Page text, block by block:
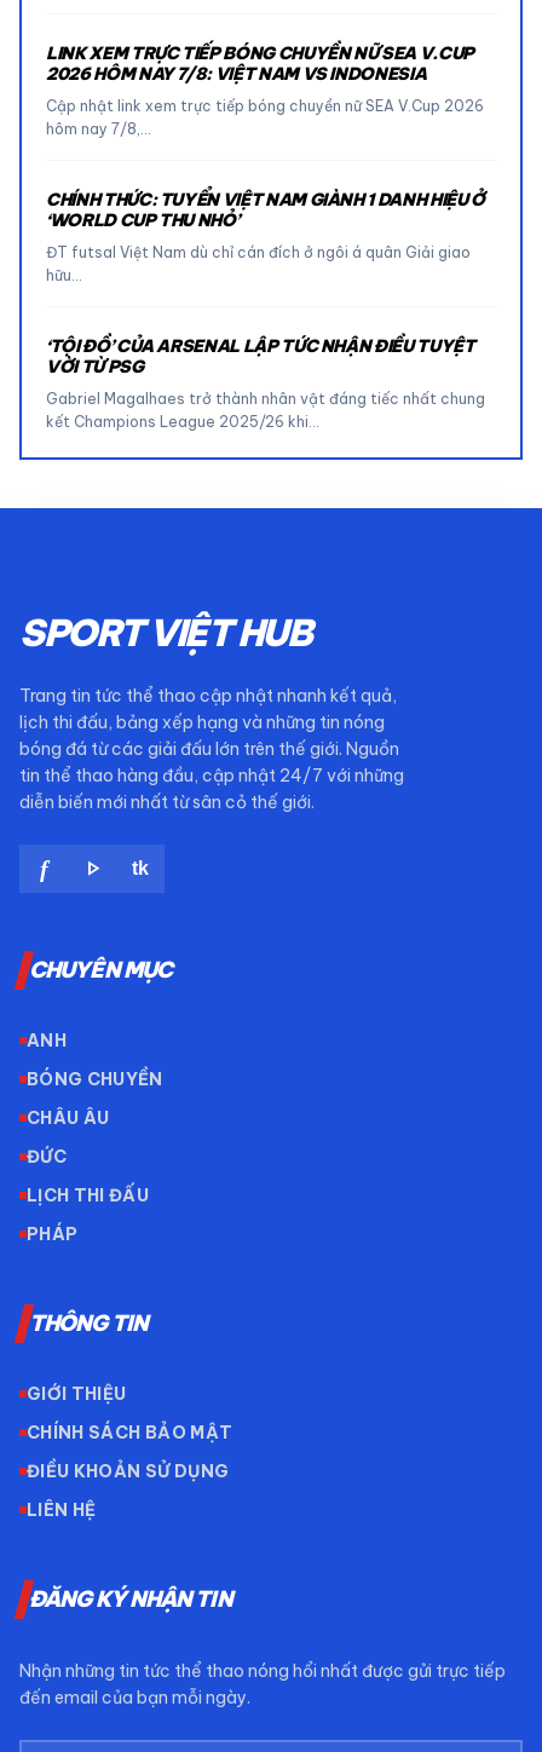
LINK XEM TRỰC TIẾP BÓNG CHUYỀN NỮ SEA V.CUP
2026 HÔM NAY 7/8: VIỆT NAM VS INDONESIA
Cập nhật link xem trực tiếp bóng chuyền nữ SEA V.Cup 2026
hôm nay 7/8,…
CHÍNH THỨC: TUYỂN VIỆT NAM GIÀNH 1 DANH HIỆU Ở
‘WORLD CUP THU NHỎ’
ĐT futsal Việt Nam dù chỉ cán đích ở ngôi á quân Giải giao
hữu…
‘TỘI ĐỒ’ CỦA ARSENAL LẬP TỨC NHẬN ĐIỀU TUYỆT
VỜI TỪ PSG
Gabriel Magalhaes trở thành nhân vật đáng tiếc nhất chung
kết Champions League 2025/26 khi…
SPORT VIỆT HUB
Trang tin tức thể thao cập nhật nhanh kết quả,
lịch thi đấu, bảng xếp hạng và những tin nóng
bóng đá từ các giải đấu lớn trên thế giới. Nguồn
tin thể thao hàng đầu, cập nhật 24/7 với những
diễn biến mới nhất từ sân cỏ thế giới.
f play_arrow tk
CHUYÊN MỤC
ANH
BÓNG CHUYỀN
CHÂU ÂU
ĐỨC
LỊCH THI ĐẤU
PHÁP
THÔNG TIN
GIỚI THIỆU
CHÍNH SÁCH BẢO MẬT
ĐIỀU KHOẢN SỬ DỤNG
LIÊN HỆ
ĐĂNG KÝ NHẬN TIN
Nhận những tin tức thể thao nóng hổi nhất được gửi trực tiếp
đến email của bạn mỗi ngày.